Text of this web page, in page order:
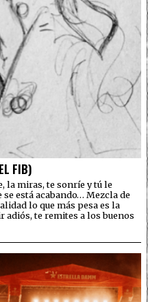
FIB)
la miras, te sonríe y tú le
está acabando… Mezcla de
lo que más pesa es la
adiós, te remites a los buenos